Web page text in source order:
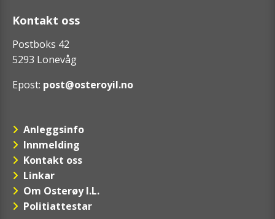
Kontakt oss
Postboks 42
5293 Lonevåg
Epost: post@osteroyil.no
Anleggsinfo
Innmelding
Kontakt oss
Linkar
Om Osterøy I.L.
Politiattestar